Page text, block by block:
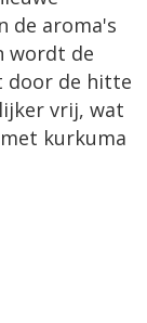
de aroma's
wordt de
door de hitte
vrij, wat
kurkuma